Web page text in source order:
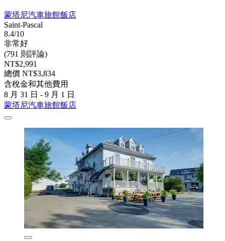
蒙塔尼汽車旅館飯店
Saint-Pascal
8.4/10
非常好
(791 則評論)
NT$2,991
總價 NT$3,834
含稅金和其他費用
8 月 31 日 - 9 月 1 日
蒙塔尼汽車旅館飯店